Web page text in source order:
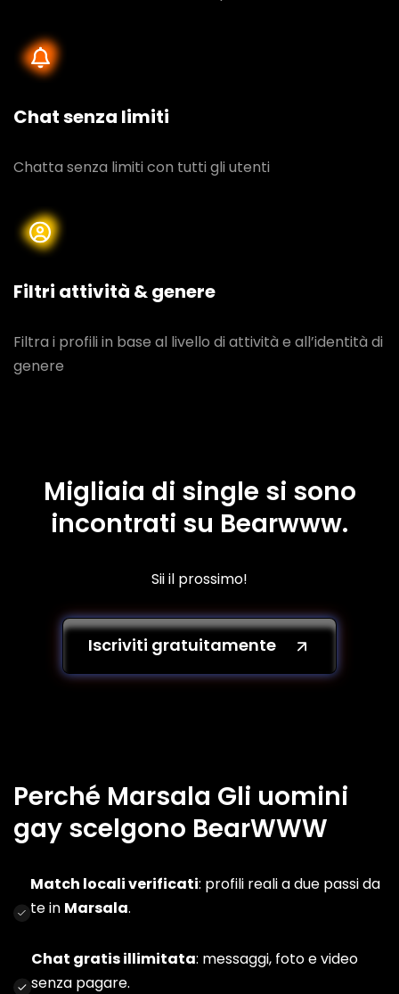
Chat senza limiti
Chatta senza limiti con tutti gli utenti
Filtri attività & genere
Filtra i profili in base al livello di attività e all’identità di
genere
Migliaia di single si sono
incontrati su Bearwww.
Sii il prossimo!
Iscriviti gratuitamente
Perché Marsala Gli uomini
gay scelgono BearWWW
Match locali verificati: profili reali a due passi da
te in Marsala.
Chat gratis illimitata: messaggi, foto e video
senza pagare.